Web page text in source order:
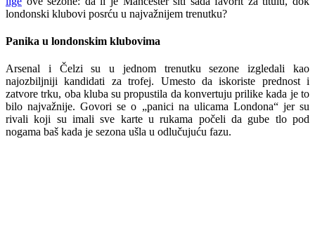
londonski klubovi posrću u najvažnijem trenutku?
Panika u londonskim klubovima
Arsenal i Čelzi su u jednom trenutku sezone izgledali kao
najozbiljniji kandidati za trofej. Umesto da iskoriste prednost i
zatvore trku, oba kluba su propustila da konvertuju prilike kada je to
bilo najvažnije. Govori se o „panici na ulicama Londona“ jer su
rivali koji su imali sve karte u rukama počeli da gube tlo pod
nogama baš kada je sezona ušla u odlučujuću fazu.